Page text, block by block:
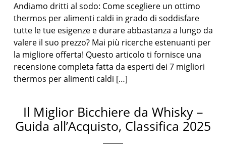
Andiamo dritti al sodo: Come scegliere un ottimo
thermos per alimenti caldi in grado di soddisfare
tutte le tue esigenze e durare abbastanza a lungo da
valere il suo prezzo? Mai più ricerche estenuanti per
la migliore offerta! Questo articolo ti fornisce una
recensione completa fatta da esperti dei 7 migliori
thermos per alimenti caldi […]
Il Miglior Bicchiere da Whisky –
Guida all’Acquisto, Classifica 2025